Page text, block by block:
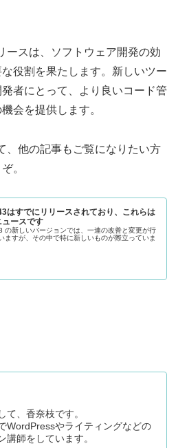
ースは、ソフトウェア開発の効
役割を果たします。新しいツー
者にとって、より良いコード管
会を提供します。
、他の記事もご覧になりたい方
。
はすでにリリースされており、これらは
ュースです
の新しいバージョンでは、一連の改善と変更が行
ますが、その中で特に新しいものが際立っていま
て、香奈枝です。
WordPressやライティングなどの
講師をしています。